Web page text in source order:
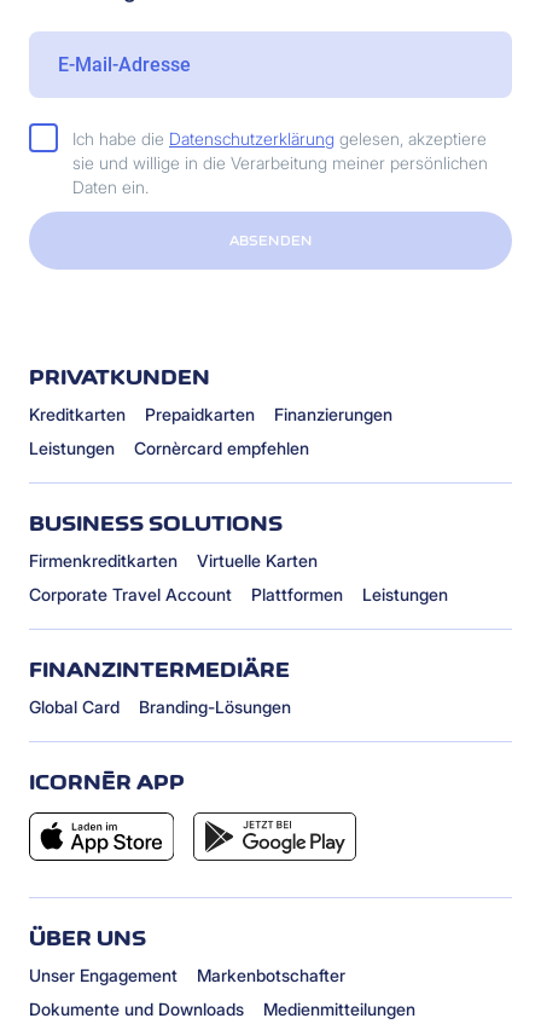
Ich habe die Datenschutzerklärung gelesen, akzeptiere
sie und willige in die Verarbeitung meiner persönlichen
Daten ein.
ABSENDEN
PRIVATKUNDEN
Kreditkarten Prepaidkarten
Finanzierungen
Leistungen
Cornèrcard empfehlen
BUSINESS SOLUTIONS
Firmenkreditkarten
Virtuelle Karten
Corporate Travel Account
Plattformen Leistungen
FINANZINTERMEDIÄRE
Global Card Branding-Lösungen
ICORNÈR APP
ÜBER UNS
Unser Engagement
Markenbotschafter
Dokumente und Downloads
Medienmitteilungen